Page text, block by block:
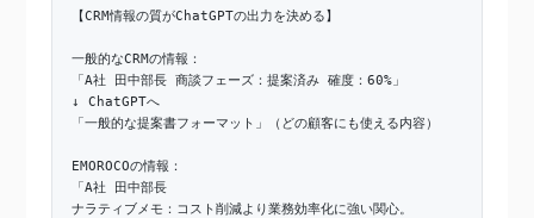
【CRM情報の質がChatGPTの出力を決める】
一般的なCRMの情報：
「A社 田中部長 商談フェーズ：提案済み 確度：60%」
↓ ChatGPTへ
「一般的な提案書フォーマット」（どの顧客にも使える内容）
EMOROCOの情報：
「A社 田中部長
ナラティブメモ：コスト削減より業務効率化に強い関心。